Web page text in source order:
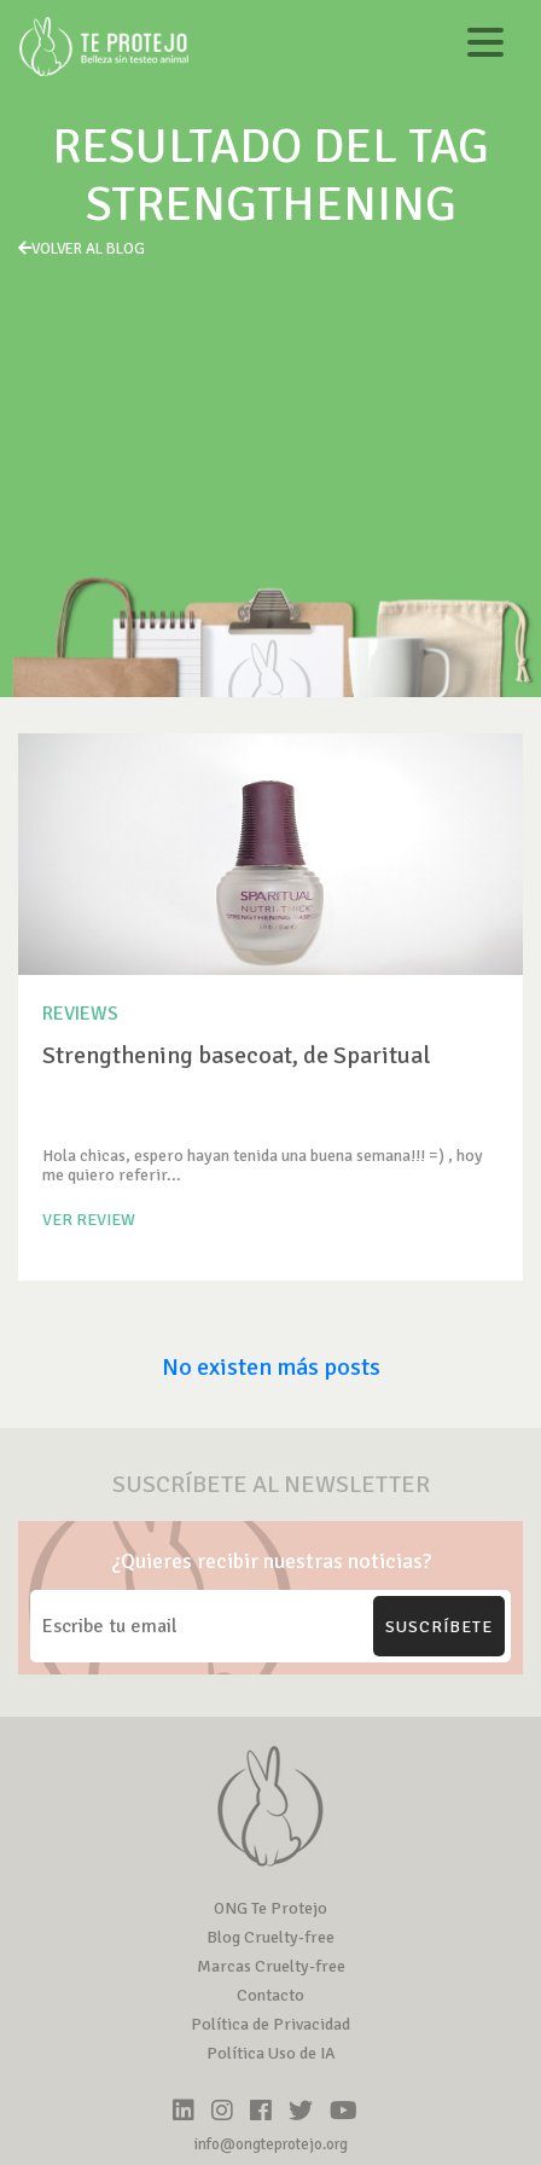
RESULTADO DEL TAG
STRENGTHENING
VOLVER AL BLOG
REVIEWS
Strengthening basecoat, de Sparitual
Hola chicas, espero hayan tenida una buena semana!!! =) , hoy
me quiero referir...
VER REVIEW
No existen más posts
SUSCRÍBETE AL NEWSLETTER
¿Quieres recibir nuestras noticias?
SUSCRÍBETE
ONG Te Protejo
Blog Cruelty-free
Marcas Cruelty-free
Contacto
Política de Privacidad
Política Uso de IA
info@ongteprotejo.org